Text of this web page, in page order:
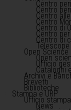
Centro
Centro
Centro
Centro
Centro di
Centro
Centro di
Telescope
Open Science
Open
Ufficio
Cataloghi
Archivi e
Brevetti
Biblioteche
Stampa e URP
Ufficio stampa
News